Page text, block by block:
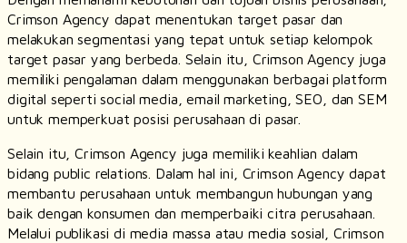
Crimson Agency dapat menentukan target pasar dan
melakukan segmentasi yang tepat untuk setiap kelompok
target pasar yang berbeda. Selain itu, Crimson Agency juga
memiliki pengalaman dalam menggunakan berbagai platform
digital seperti social media, email marketing, SEO, dan SEM
untuk memperkuat posisi perusahaan di pasar.
Selain itu, Crimson Agency juga memiliki keahlian dalam
bidang public relations. Dalam hal ini, Crimson Agency dapat
membantu perusahaan untuk membangun hubungan yang
baik dengan konsumen dan memperbaiki citra perusahaan.
Melalui publikasi di media massa atau media sosial, Crimson